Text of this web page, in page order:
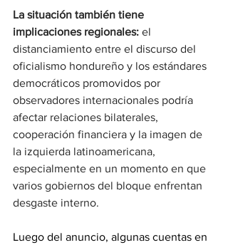
La situación también tiene
implicaciones regionales: el
distanciamiento entre el discurso del
oficialismo hondureño y los estándares
democráticos promovidos por
observadores internacionales podría
afectar relaciones bilaterales,
cooperación financiera y la imagen de
la izquierda latinoamericana,
especialmente en un momento en que
varios gobiernos del bloque enfrentan
desgaste interno.
Luego del anuncio, algunas cuentas en